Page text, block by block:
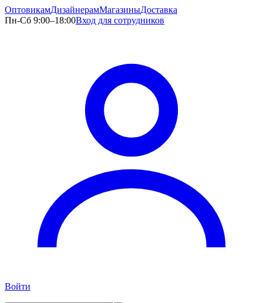
ОптовикамДизайнерамМагазиныДоставка
Пн-Сб 9:00–18:00Вход для сотрудников
Войти